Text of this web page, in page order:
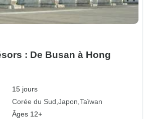
: De Busan à Hong
15 jours
Corée du Sud Japon Taïwan
Âges 12+